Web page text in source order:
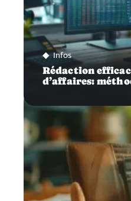
Infos
Rédaction
d’affaires: